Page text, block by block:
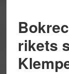
rikets